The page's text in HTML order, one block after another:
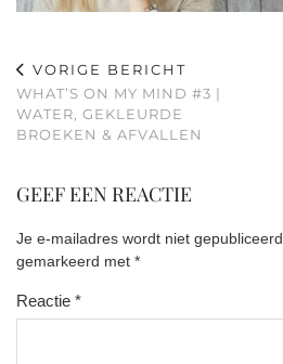
VORIGE BERICHT
WHAT’S ON MY MIND #3 |
WATER, GEKLEURDE
BROEKEN & AFVALLEN
GEEF EEN REACTIE
Je e-mailadres wordt niet gepubliceerd.
gemarkeerd met *
Reactie *